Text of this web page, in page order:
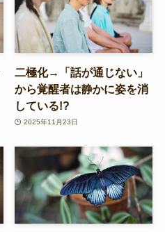
二極化→「話が通じない」
から覚醒者は静かに姿を消
している!?
2025年11月23日